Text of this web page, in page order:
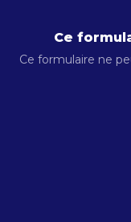
Ce
Ce formulaire ne